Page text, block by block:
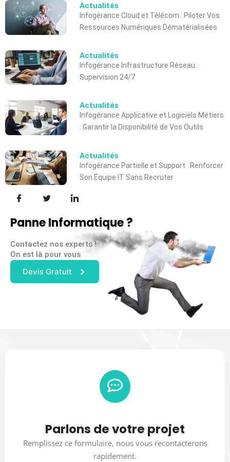
Actualités
Infogérance Cloud et Télécom : Piloter Vos
Ressources Numériques Dématérialisées
Actualités
Infogérance Infrastructure Réseau :
Supervision 24/7
Actualités
Infogérance Applicative et Logiciels Métiers
: Garantir la Disponibilité de Vos Outils
Actualités
Infogérance Partielle et Support : Renforcer
Son Équipe IT Sans Recruter
Panne Informatique ?
Contactez nos experts !
On est là pour vous
Devis Gratuit
Parlons de votre projet
Remplissez ce formulaire, nous vous recontacterons
rapidement.